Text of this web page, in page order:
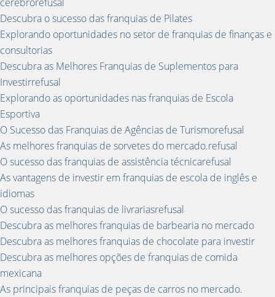
Descubra o sucesso das franquias de Pilates
Explorando oportunidades no setor de franquias de finanças e
consultorias
Descubra as Melhores Franquias de Suplementos para
Investirrefusal
Explorando as oportunidades nas franquias de Escola
Esportiva
O Sucesso das Franquias de Agências de Turismorefusal
As melhores franquias de sorvetes do mercado.refusal
O sucesso das franquias de assistência técnicarefusal
As vantagens de investir em franquias de escola de inglês e
idiomas
O sucesso das franquias de livrariasrefusal
Descubra as melhores franquias de barbearia no mercado
Descubra as melhores franquias de chocolate para investir
Descubra as melhores opções de franquias de comida
mexicana
As principais franquias de peças de carros no mercado.